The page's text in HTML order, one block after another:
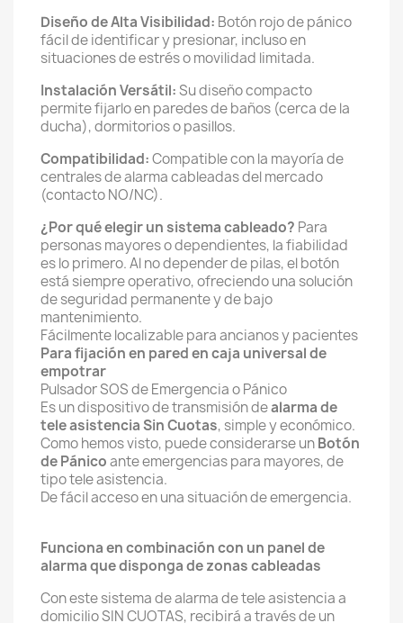
Diseño de Alta Visibilidad: Botón rojo de pánico
fácil de identificar y presionar, incluso en
situaciones de estrés o movilidad limitada.
Instalación Versátil:Su diseño compacto
permite fijarlo en paredes de baños (cerca de la
ducha), dormitorios o pasillos.
Compatibilidad:Compatible con la mayoría de
centrales de alarma cableadas del mercado
(contacto NO/NC).
¿Por qué elegir un sistema cableado? Para
personas mayores o dependientes, la fiabilidad
es lo primero. Al no depender de pilas, el botón
está siempre operativo, ofreciendo una solución
de seguridad permanente y de bajo
mantenimiento.
Fácilmente localizable para ancianos y pacientes
Para fijación en pared en caja universal de
empotrar
Pulsador SOS de Emergencia o Pánico
Es un dispositivo de transmisión dealarma de
tele asistencia Sin Cuotas, simple y económico.
Como hemos visto, puede considerarse unBotón
de Pánicoante emergencias para mayores, de
tipo tele asistencia.
De fácil acceso en una situación de emergencia.
Funciona en combinación con un panel de
alarma que disponga de zonas cableadas
Con este sistema de alarma de tele asistencia a
domicilio SIN CUOTAS, recibirá a través de un